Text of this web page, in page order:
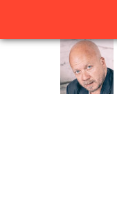
Vai